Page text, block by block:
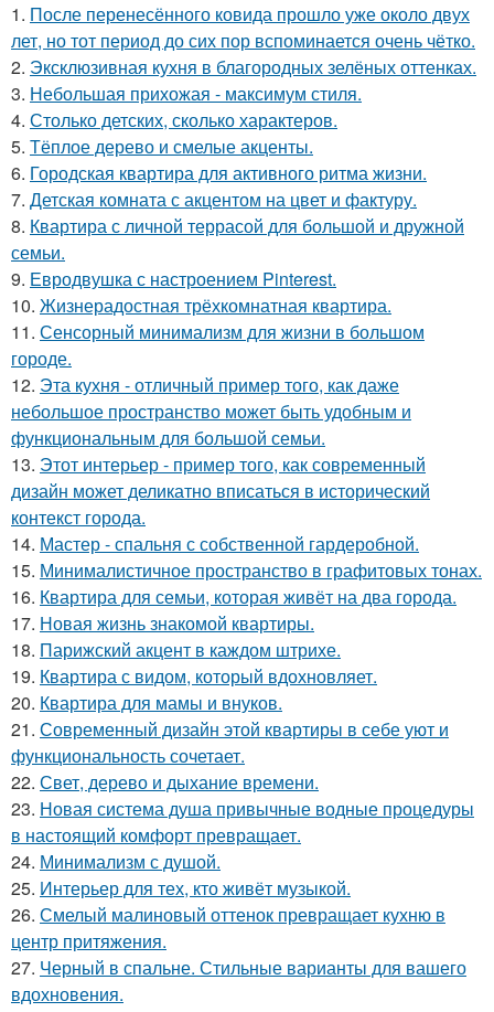
1. После перенесённого ковида прошло уже около двух
лет, но тот период до сих пор вспоминается очень чётко.
2. Эксклюзивная кухня в благородных зелёных оттенках.
3. Небольшая прихожая - максимум стиля.
4. Столько детских, сколько характеров.
5. Тёплое дерево и смелые акценты.
6. Городская квартира для активного ритма жизни.
7. Детская комната с акцентом на цвет и фактуру.
8. Квартира с личной террасой для большой и дружной
семьи.
9. Евродвушка с настроением Pinterest.
10. Жизнерадостная трёхкомнатная квартира.
11. Сенсорный минимализм для жизни в большом
городе.
12. Эта кухня - отличный пример того, как даже
небольшое пространство может быть удобным и
функциональным для большой семьи.
13. Этот интерьер - пример того, как современный
дизайн может деликатно вписаться в исторический
контекст города.
14. Мастер - спальня с собственной гардеробной.
15. Минималистичное пространство в графитовых тонах.
16. Квартира для семьи, которая живёт на два города.
17. Новая жизнь знакомой квартиры.
18. Парижский акцент в каждом штрихе.
19. Квартира с видом, который вдохновляет.
20. Квартира для мамы и внуков.
21. Современный дизайн этой квартиры в себе уют и
функциональность сочетает.
22. Свет, дерево и дыхание времени.
23. Новая система душа привычные водные процедуры
в настоящий комфорт превращает.
24. Минимализм с душой.
25. Интерьер для тех, кто живёт музыкой.
26. Смелый малиновый оттенок превращает кухню в
центр притяжения.
27. Черный в спальне. Стильные варианты для вашего
вдохновения.